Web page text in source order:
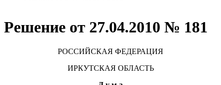
Решение от 27.04.2010 № 181
РОССИЙСКАЯ ФЕДЕРАЦИЯ
ИРКУТСКАЯ ОБЛАСТЬ